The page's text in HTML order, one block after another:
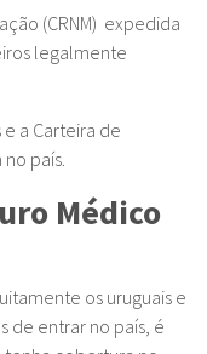
(CRNM) expedida
legalmente
a Carteira de
país.
Médico
os uruguais e
de entrar no país, é